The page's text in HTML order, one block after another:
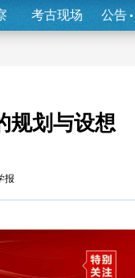
考古现场 公告
规划与设想
报